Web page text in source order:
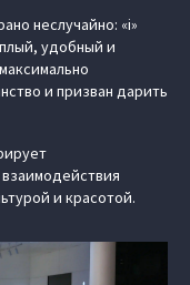
неслучайно: «i»
удобный и
и призван дарить
и красотой.